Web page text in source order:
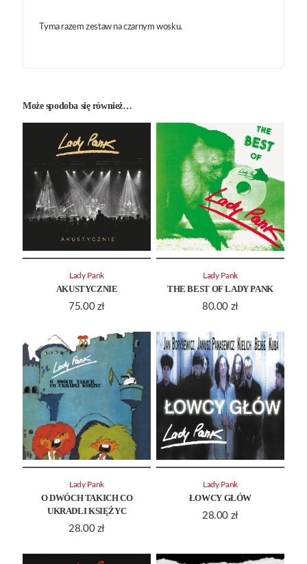
Tyma razem zestaw na czarnym wosku.
Może spodoba się również…
AKUSTYCZNIE
75.00 zł
Lady Pank
THE BEST OF LADY PANK
80.00 zł
Lady Pank
O DWÓCH TAKICH CO
UKRADLI KSIĘŻYC
28.00 zł
Lady Pank
ŁOWCY GŁÓW
28.00 zł
Lady Pank